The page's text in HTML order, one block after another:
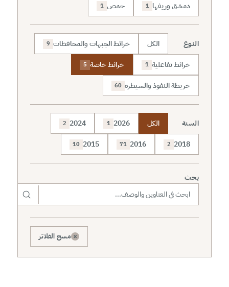
دمشق وريفها 1 حمص 1
النوع الكل خرائط الجبهات والمحافظات 9
خرائط تفاعلية 1 خرائط خاصة 5
خريطة النفوذ والسيطرة 60
السنة الكل 2026
1
2024
2
2018
2
2016
71
2015
10
بحث
× مسح الفلاتر